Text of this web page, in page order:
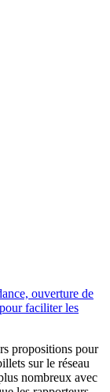
ouverture de
faciliter les
propositions pour
sur le réseau
nombreux avec